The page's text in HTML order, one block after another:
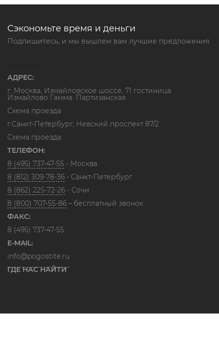
Сэкономьте время и деньги
Подпишитесь, и мы вышлем вам лучшие предложения
АДРЕС:
г. Москва, Измайловское шоссе, 71 гостиница
Измайлово Гамма. Партизанская
Схема проезда
г.Санкт-Петербург, Невский проспект 87/2
Схема проезда
ТЕЛЕФОН:
8 (495) 737-47-55 - Москва
8 (812) 309-78-36 - Санкт-Петербург
8 (862) 225-72-26 - Сочи
8 (800) 707-55-86 – бесплатный звонок
ФАКС:
8 (495) 737-47-55
E-MAIL:
info@pogostite.ru
ГДЕ НАС НАЙТИ